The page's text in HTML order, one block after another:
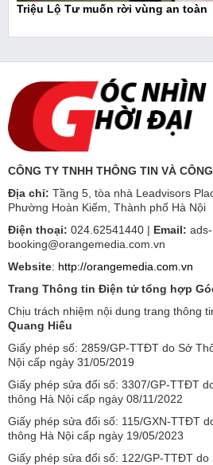
Triệu Lộ Tư muốn rời vùng an toàn
CÔNG TY TNHH THÔNG TIN VÀ
Địa chỉ: Tầng 5, tòa nhà Leadvisors
Phường Hoàn Kiếm, Thành phố Hà Nội
Điện thoại: 024.62541440 | Email: ads-
booking@orangemedia.com.vn
Website: http://orangemedia.com.vn
Trang Thông tin Điện tử tổng hợp
Chịu trách nhiệm nội dung trang thông
Quang Hiếu
Giấy phép số: 2859/GP-TTĐT do Sở
Nội cấp ngày 31/05/2019
Giấy phép sửa đổi số: 3307/GP-TTĐT
thông Hà Nội cấp ngày 08/11/2022
Giấy phép sửa đổi số: 115/GXN-TTĐT
thông Hà Nội cấp ngày 19/05/2023
Giấy phép sửa đổi số: 122/GP-TTĐT do